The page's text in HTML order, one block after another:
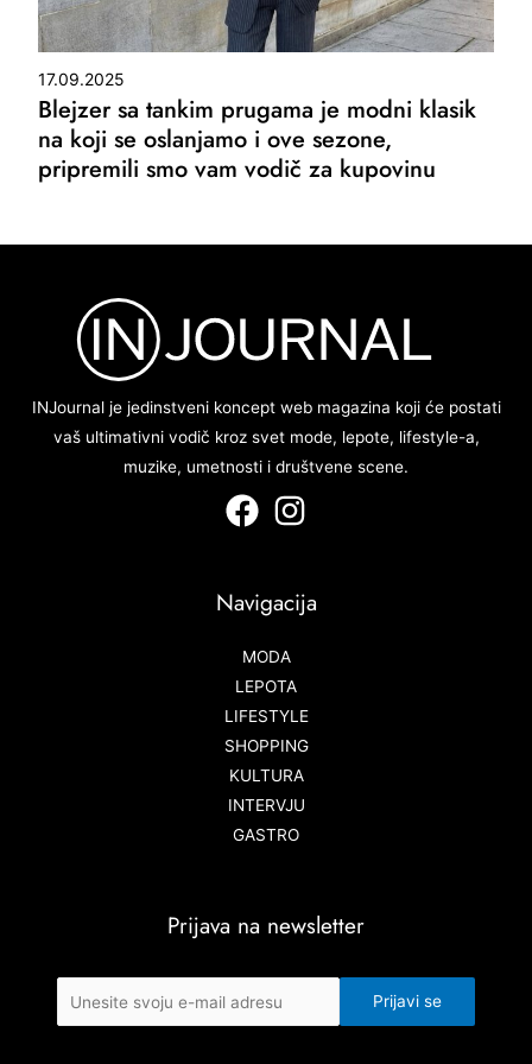
17.09.2025
Blejzer sa tankim prugama je modni klasik
na koji se oslanjamo i ove sezone,
pripremili smo vam vodič za kupovinu
INJournal je jedinstveni koncept web magazina koji će postati
vaš ultimativni vodič kroz svet mode, lepote, lifestyle-a,
muzike, umetnosti i društvene scene.
Navigacija
MODA
LEPOTA
LIFESTYLE
SHOPPING
KULTURA
INTERVJU
GASTRO
Prijava na newsletter